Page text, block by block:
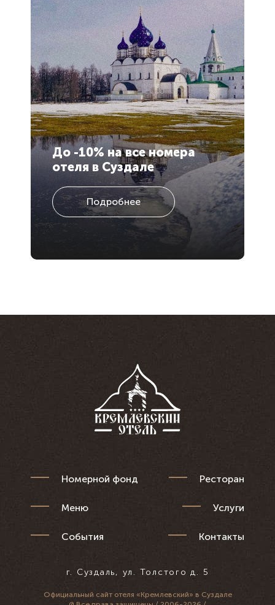
До -10% на все номера
отеля в Суздале
Подробнее
Номерной фонд Ресторан
Меню Услуги
События Контакты
г. Суздаль, ул. Толстого д. 5
Официальный сайтотеля «Кремлевский» в Суздале